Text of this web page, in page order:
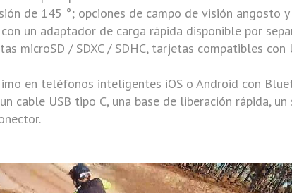
de 145 °; opciones de campo de visión angosto
un adaptador de carga rápida disponible por
microSD / SDXC / SDHC, tarjetas compatibles
en teléfonos inteligentes iOS o Android con
cable USB tipo C, una base de liberación rápida,